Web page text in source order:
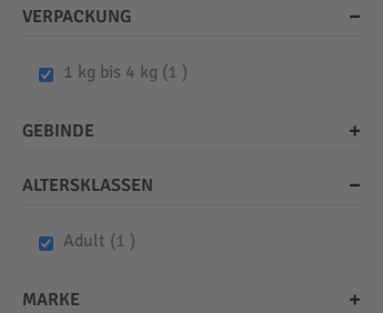
VERPACKUNG
1 kg bis 4 kg 1 item
GEBINDE
ALTERSKLASSEN
Adult 1 item
MARKE